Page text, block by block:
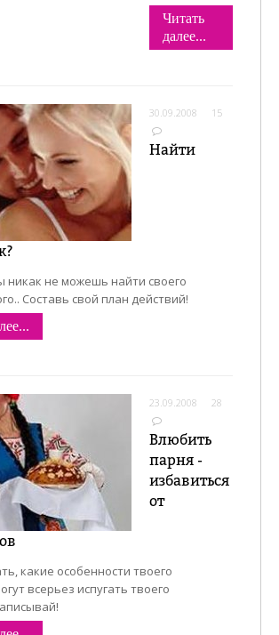
Читать
далее...
30.09.2008 15
Найти
никак не можешь найти своего
Составь свой план действий!
23.09.2008 28
Влюбить
парня -
избавиться
от
какие особенности твоего
всерьез испугать твоего